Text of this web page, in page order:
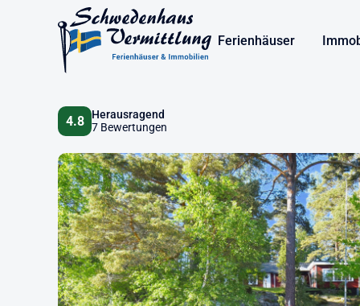
Ferienhäuser
4.8
Herausragend
7 Bewertungen